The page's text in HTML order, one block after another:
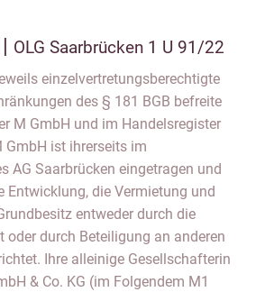
OLG Saarbrücken 1 U 91/22
einzelvertretungsberechtigte
des § 181 BGB befreite
M GmbH und im Handelsregister
GmbH ist ihrerseits im
AG Saarbrücken eingetragen und
Entwicklung, die Vermietung und
entweder durch die
oder durch Beteiligung an anderen
Ihre alleinige Gesellschafterin
& Co. KG (im Folgendem M1